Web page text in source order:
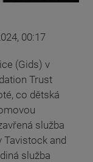
00:17
(Gids) v
Trust
co dětská
služba
Tavistock and
služba